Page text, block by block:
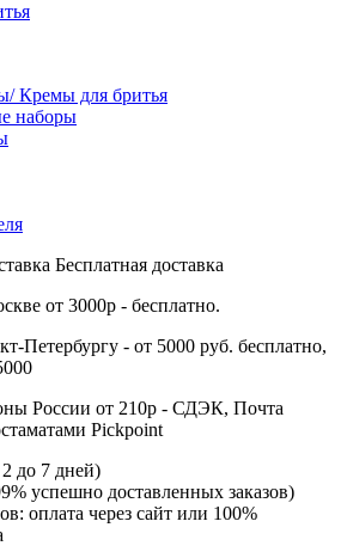
Кремы для бритья
наборы
Бесплатная доставка
от 3000р - бесплатно.
Петербургу - от 5000 руб. бесплатно,
России от 210р - СДЭК, Почта
Pickpoint
до 7 дней)
успешно доставленных заказов)
оплата через сайт или 100%